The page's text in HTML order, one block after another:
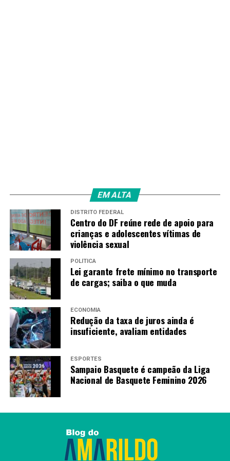
EM ALTA
DISTRITO FEDERAL
Centro do DF reúne rede de apoio para
crianças e adolescentes vítimas de
violência sexual
POLÍTICA
Lei garante frete mínimo no transporte
de cargas; saiba o que muda
ECONOMIA
Redução da taxa de juros ainda é
insuficiente, avaliam entidades
ESPORTES
Sampaio Basquete é campeão da Liga
Nacional de Basquete Feminino 2026